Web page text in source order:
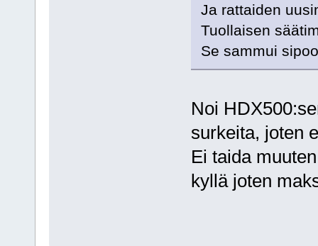
Ja rattaiden
Tuollaisen
Se sammui
Noi
surkeita, joten
Ei taida
kyllä joten